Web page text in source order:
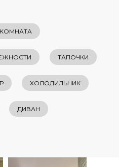
ТАПОЧКИ
ХОЛОДИЛЬНИК
ДИВАН